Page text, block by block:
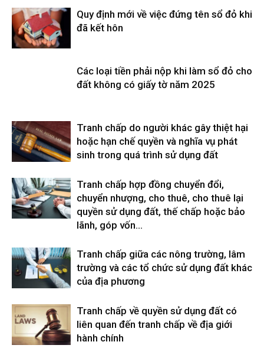
Quy định mới về việc đứng tên sổ đỏ khi
đã kết hôn
Các loại tiền phải nộp khi làm sổ đỏ cho
đất không có giấy tờ năm 2025
Tranh chấp do người khác gây thiệt hại
hoặc hạn chế quyền và nghĩa vụ phát
sinh trong quá trình sử dụng đất
Tranh chấp hợp đồng chuyển đổi,
chuyển nhượng, cho thuê, cho thuê lại
quyền sử dụng đất, thế chấp hoặc bảo
lãnh, góp vốn...
Tranh chấp giữa các nông trường, lâm
trường và các tổ chức sử dụng đất khác
của địa phương
Tranh chấp về quyền sử dụng đất có
liên quan đến tranh chấp về địa giới
hành chính